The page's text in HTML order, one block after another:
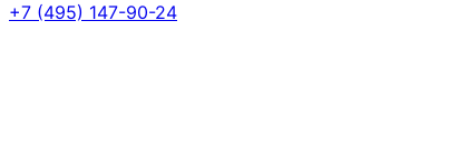
+7 (495) 147-90-24